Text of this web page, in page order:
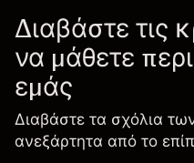
Διαβάστε τις
να μάθετε
εμάς
Διαβάστε τα σχόλια
ανεξάρτητα από το